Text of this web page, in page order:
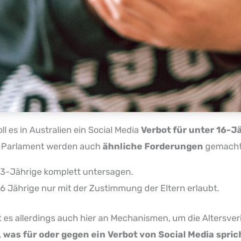
es in Australien ein Social Media Verbot für unter 16-
werden auch ähnliche Forderungen
Jährige komplett untersagen.
Jährige nur mit der Zustimmung der Eltern erlaubt.
allerdings auch hier an Mechanismen, um die
was für oder gegen ein Verbot von Social Media